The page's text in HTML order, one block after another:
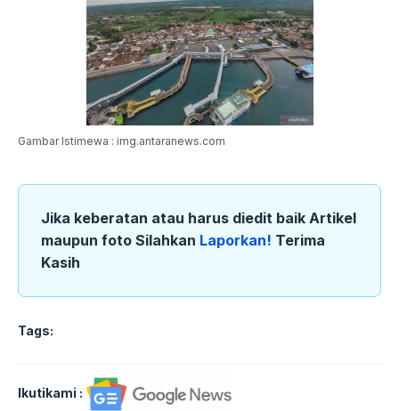
Gambar Istimewa : img.antaranews.com
Jika keberatan atau harus diedit baik Artikel
maupun foto Silahkan Laporkan! Terima
Kasih
Tags:
Ikutikami :